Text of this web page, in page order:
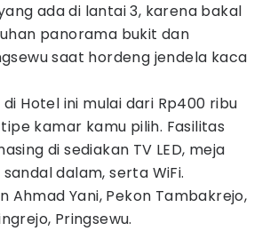
ada di lantai 3, karena bakal
panorama bukit dan
saat hordeng jendela kaca
Hotel ini mulai dari Rp400 ribu
kamar kamu pilih. Fasilitas
di sediakan TV LED, meja
dalam, serta WiFi.
Ahmad Yani, Pekon Tambakrejo,
Pringsewu.